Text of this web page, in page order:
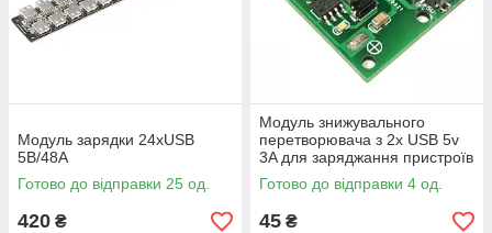
Модуль зарядки 24xUSB
5В/48A
Готово до відправки 25 од.
420 ₴
Модуль знижувального
перетворювача з 2x USB 5v
3A для заряджання пристроїв
від USB
Готово до відправки 4 од.
45 ₴